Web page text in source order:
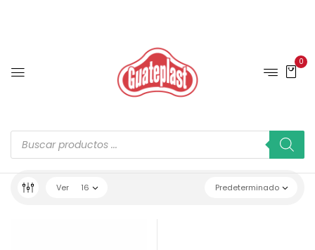
0
Predeterminado
Ver 16